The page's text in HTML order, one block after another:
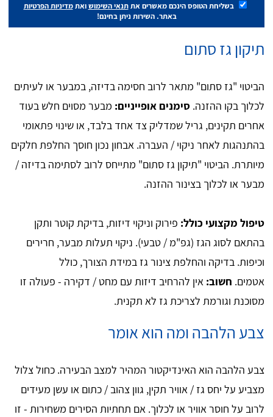
בשליחת הטופס הינכם מאשרים אתתנאי השימושואתמדיניות הפרטיות
באתר. השירות ניתן בחינם!
תיקון גז סתום
הביטוי "גז סתום" מתאר לרוב חסימה בדיזה, במבער או לעיתים
לכלוך בקו ההזנה. סימנים אופייניים: מבער מסוים חלש בעוד
אחרים תקינים, גריל שמדליק צד אחד בלבד, או שינוי פתאומי
בהתנהגות לאחר ניקוי / העברה. אבחון נכון חוסך החלפת חלקים
מיותרת. הביטוי "תיקון גז סתום" מתייחס לרוב לסתימה בדיזה /
מבער או לכלוך בצינור ההזנה.
טיפול מקצועי כולל: פירוק וניקוי דיזות, בדיקת קוטר ותקן
בהתאם לסוג הגז (גפ"מ / טבעי). ניקוי תעלות מבער, חרירים
וכיפות. בדיקה והחלפת צינור גז במידת הצורך, כולל
אטמים. חשוב: אין להרחיב דיזות עם מחט / דקירה - פעולה זו
מסוכנת וגורמת לצריכת גז לא תקנית.
צבע הלהבה ומה הוא אומר
צבע הלהבה הוא האינדיקטור המהיר למצב הבעירה. כחול צלול
מצביע על יחס גז / אוויר תקין, גוון צהוב / כתום או עשן מעידים
לרוב על חוסר אוויר או לכלוך. אם תחתיות הסירים משחירות - זו